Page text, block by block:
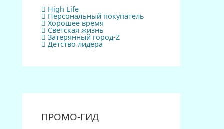
High Life
Персональный покупатель
Хорошее время
Светская жизнь
Затерянный город-Z
Детство лидера
ПРОМО-ГИД